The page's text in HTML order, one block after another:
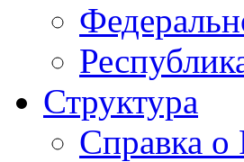
Структура
Справка